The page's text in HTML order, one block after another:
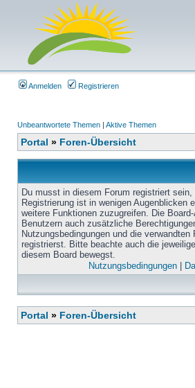
Anmelden Registrieren
Unbeantwortete Themen | Aktive Themen
Portal » Foren-Übersicht
Du musst in diesem Forum registriert
Registrierung ist in wenigen Augenblicken
weitere Funktionen zuzugreifen. Die
Benutzern auch zusätzliche
Nutzungsbedingungen und die
registrierst. Bitte beachte auch die
diesem Board bewegst.
Nutzungsbedingungen|
Portal » Foren-Übersicht